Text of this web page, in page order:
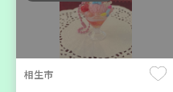
日(月)
相生市